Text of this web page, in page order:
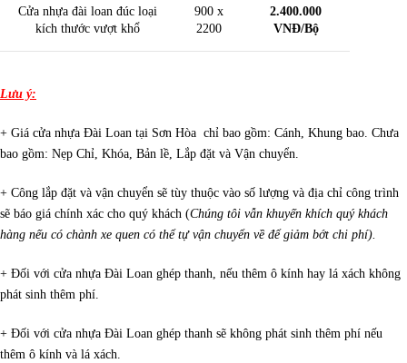
Cửa nhựa đài loan đúc loại
kích thước vượt khổ
900 x
2200
2.400.000
VNĐ/Bộ
Lưu ý:
+ Giá cửa nhựa Đài Loan tại Sơn Hòa chỉ bao gồm: Cánh, Khung bao. Chưa
bao gồm: Nẹp Chỉ, Khóa, Bản lề, Lắp đặt và Vận chuyển.
+ Công lắp đặt và vận chuyển sẽ tùy thuộc vào số lượng và địa chỉ công trình
sẽ báo giá chính xác cho quý khách (Chúng tôi vẫn khuyến khích quý khách
hàng nếu có chành xe quen có thể tự vận chuyển về để giảm bớt chi phí).
+ Đối với cửa nhựa Đài Loan ghép thanh, nếu thêm ô kính hay lá xách không
phát sinh thêm phí.
+ Đối với cửa nhựa Đài Loan ghép thanh sẽ không phát sinh thêm phí nếu
thêm ô kính và lá xách.